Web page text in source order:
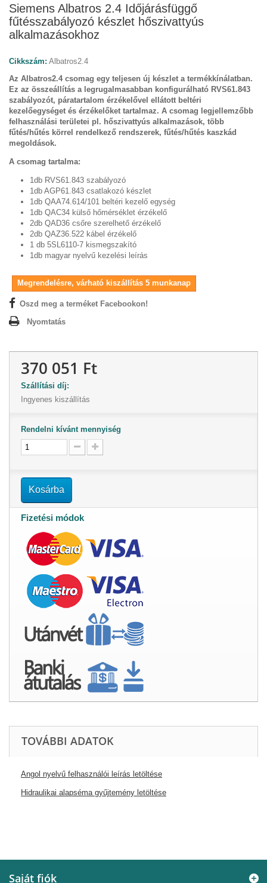
Siemens Albatros 2.4 Időjárásfüggő
fűtésszabályozó készlet hőszivattyús
alkalmazásokhoz
Cikkszám: Albatros2.4
Az Albatros2.4 csomag egy teljesen új készlet a termékkínálatban.
Ez az összeállítás a legrugalmasabban konfigurálható RVS61.843
szabályozót, páratartalom érzékelővel ellátott beltéri
kezelőegységet és érzékelőket tartalmaz. A csomag legjellemzőbb
felhasználási területei pl. hőszivattyús alkalmazások, több
fűtés/hűtés körrel rendelkező rendszerek, fűtés/hűtés kaszkád
megoldások.
A csomag tartalma:
1db RVS61.843 szabályozó
1db AGP61.843 csatlakozó készlet
1db QAA74.614/101 beltéri kezelő egység
1db QAC34 külső hőmérséklet érzékelő
2db QAD36 csőre szerelhető érzékelő
2db QAZ36.522 kábel érzékelő
1 db 5SL6110-7 kismegszakító
1db magyar nyelvű kezelési leírás
Megrendelésre, várható kiszállítás 5 munkanap
Oszd meg a terméket Facebookon!
Nyomtatás
370 051 Ft
Szállítási díj:
Ingyenes kiszállítás
Rendelni kívánt mennyiség
Kosárba
Fizetési módok
TOVÁBBI ADATOK
Angol nyelvű felhasználói leírás letöltése
Hidraulikai alapséma gyűjtemény letöltése
Saját fiók